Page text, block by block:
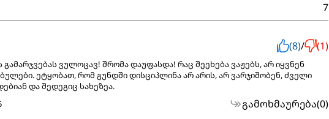
7
(8)/ (1)
ვულოცავ! შრომა დაუფასდა! რაც შეეხება ვაჟებს, არ იყვნენ
ეტყობათ, რომ გუნდში დისციპლინა არ არის, არ ვარჯიშობენ, ძველი
და შედეგიც სახეზეა.
გამოხმაურება(0)